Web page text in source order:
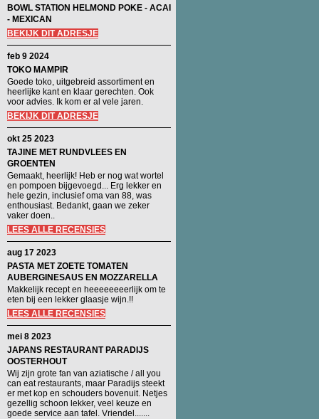
BOWL STATION HELMOND POKE - ACAI
- MEXICAN
BEKIJK DIT ADRESJE
feb 9 2024
TOKO MAMPIR
Goede toko, uitgebreid assortiment en
heerlijke kant en klaar gerechten. Ook
voor advies. Ik kom er al vele jaren.
BEKIJK DIT ADRESJE
okt 25 2023
TAJINE MET RUNDVLEES EN
GROENTEN
Gemaakt, heerlijk! Heb er nog wat wortel
en pompoen bijgevoegd... Erg lekker en
hele gezin, inclusief oma van 88, was
enthousiast. Bedankt, gaan we zeker
vaker doen..
LEES ALLE RECENSIES
aug 17 2023
PASTA MET ZOETE TOMATEN
AUBERGINESAUS EN MOZZARELLA
Makkelijk recept en heeeeeeeerlijk om te
eten bij een lekker glaasje wijn.!!
LEES ALLE RECENSIES
mei 8 2023
JAPANS RESTAURANT PARADIJS
OOSTERHOUT
Wij zijn grote fan van aziatische / all you
can eat restaurants, maar Paradijs steekt
er met kop en schouders bovenuit. Netjes
gezellig schoon lekker, veel keuze en
goede service aan tafel. Vriendel.......